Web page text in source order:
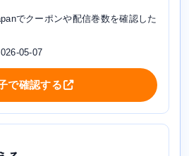
でクーポンや配信巻数を確認した
05-07
で確認する